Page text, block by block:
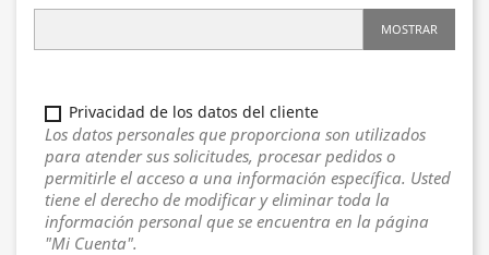
MOSTRAR
Privacidad de los datos del cliente
Los datos personales que proporciona son utilizados
para atender sus solicitudes, procesar pedidos o
permitirle el acceso a una información específica. Usted
tiene el derecho de modificar y eliminar toda la
información personal que se encuentra en la página
"Mi Cuenta".